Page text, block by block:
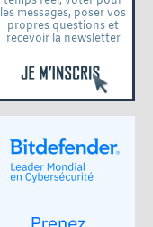
les messages, poser vos
propres questions et
recevoir la newsletter